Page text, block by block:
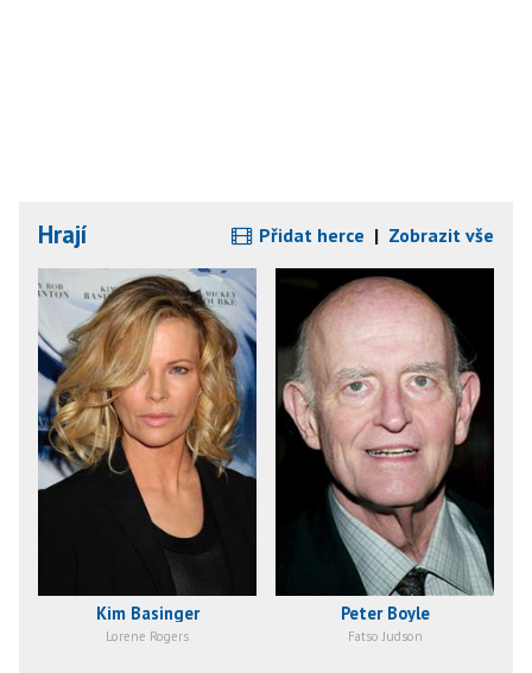
Hrají Přidat herce | Zobrazit vše
Kim Basinger
Lorene Rogers
Peter Boyle
Fatso Judson